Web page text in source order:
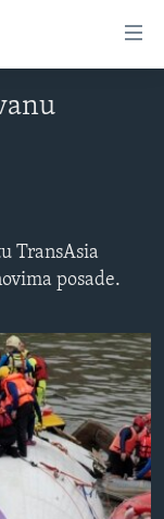
TransAsia
posade.